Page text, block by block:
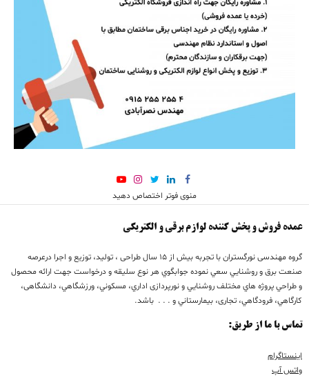
منوی فوتر اختصاص دهید
عمده فروش و پخش کننده لوازم برقی و الکتریکی
گروه مهندسی نورگستران با تجربه بيش از 15 سال طراحی ، تولید، توزیع و اجرا درعرصه
صنعت برق و روشنايي سعي نموده جوابگوي هر نوع سليقه و درخواست جهت ارائه محصول
و طراحي پروژه هاي مختلف روشنايي و نورپردازی اداري، مسكوني، ورزشگاهي، دانشگاهی،
كارگاهي، فرودگاهي، تجاری، بيمارستاني و . . . باشد.
تماس با ما از طریق:
اینستاگرام
واتس آپ